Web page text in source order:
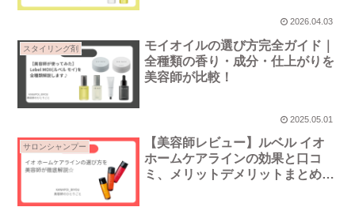
2026.04.03
スタイリング剤
モイオイルの選び方完全ガイド｜
全種類の香り・成分・仕上がりを
美容師が比較！
2025.05.01
サロンシャンプー
【美容師レビュー】ルベル イオ
ホームケアラインの効果と口コ
ミ、メリットデメリットまとめ｜